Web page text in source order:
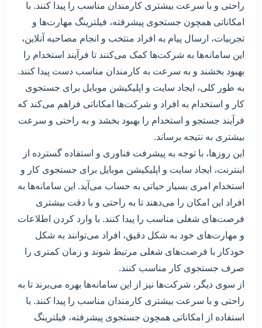
راحتی و با سرعت بیشتری کارمندان مناسب را پیدا کنند. با
امکاناتی همچون جستجوی پیشرفته، فیلترینگ مهارت‌ها و
تجربیات، ارسال پیام به افراد منتخب و انجام مصاحبه آنلاین،
این سامانه‌ها به شرکت‌ها کمک می‌کنند تا فرآیند استخدام را
بهبود بخشند و به سرعت به کارمندان مناسب دست پیدا کنند.
به طور کلی، ایجاد سایت و اپلیکیشن موبایل برای جستجوی
کار و استخدام به افراد و شرکت‌ها امکاناتی فراهم می‌کند که
فرآیند جستجو و استخدام را بهبود بخشد و به راحتی و سرعت
بیشتری به نتیجه برساند.
این روزها، با توجه به پیشرفت فناوری و استفاده گسترده از
اینترنت، ایجاد سایت و اپلیکیشن موبایل برای جستجوی کار و
استخدام امری بسیار حیاتی به حساب می‌آید. این سامانه‌ها به
افراد این امکان را می‌دهند تا به راحتی و با دقت بیشتری
فرصت‌های شغلی مناسب را پیدا کنند. با وارد کردن اطلاعات
و مهارت‌های خود به شکل دقیق، افراد می‌توانند به شکل
خودکار با فرصت‌های شغلی مرتبط شوند و زمان کمتری را
صرف جستجوی کار مناسب کنند.
از سوی دیگر، شرکت‌ها نیز از این سامانه‌ها بهره می‌برند تا به
راحتی و با سرعت بیشتری کارمندان مناسب را پیدا کنند. با
استفاده از امکاناتی همچون جستجوی پیشرفته، فیلترینگ